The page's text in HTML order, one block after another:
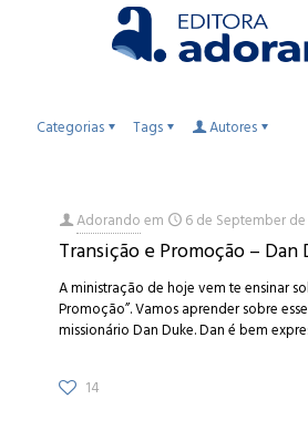
Categorias Tags Autores
Adorandoem 6 de September
Transição e Promoção – Dan
A ministração de hoje vem te ensinar
Promoção”. Vamos aprender sobre
missionário Dan Duke. Dan é bem
14